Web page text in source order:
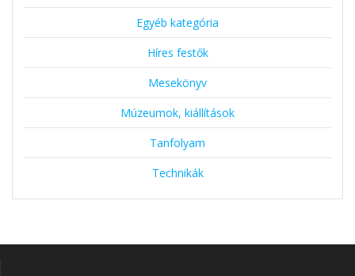
Egyéb kategória
Híres festők
Mesekönyv
Múzeumok, kiállítások
Tanfolyam
Technikák